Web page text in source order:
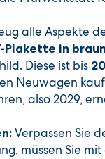
alle Aspekte
Plakette in
Diese ist bis
Neuwagen
also 2029,
Verpassen Sie
müssen Sie